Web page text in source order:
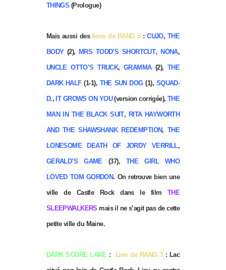
THINGS (Prologue)
Mais aussi des liens de RANG 3:CUJO, THE
BODY(2), MRS TODD’S SHORTCUT, NONA,
UNCLE OTTO’S TRUCK, GRAMMA(2), THE
DARK HALF(1-1), THE SUN DOG(1), SQUAD-
D., IT GROWS ON YOU(version corrigée), THE
MAN IN THE BLACK SUIT, RITA HAYWORTH
AND THE SHAWSHANK REDEMPTION, THE
LONESOME DEATH OF JORDY VERRILL,
GERALD’S GAME (37), THE GIRL WHO
LOVED TOM GORDON. On retrouve bien une
ville de Castle Rock dans le film THE
SLEEPWALKERS mais il ne s’agit pas de cette
petite ville du Maine.
DARK SCORE LAKE : Lien de RANG 3: Lac